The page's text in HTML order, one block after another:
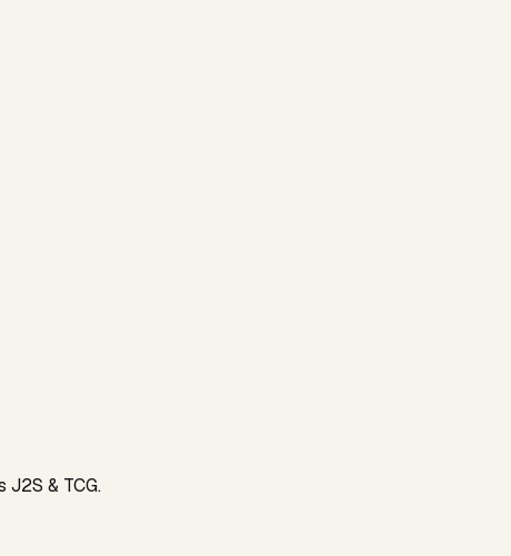
& TCG.